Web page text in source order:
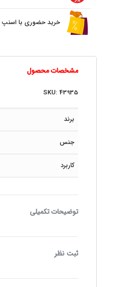
خرید حضوری با اسنپ
مشخصات محصول
SKU: 43935
برند
جنس
کاربرد
توضیحات تکمیلی
ثبت نظر